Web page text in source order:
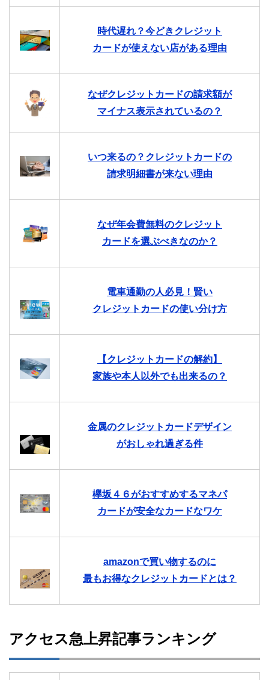
時代遅れ？今どきクレジット
カードが使えない店がある理由
なぜクレジットカードの請求額が
マイナス表示されているの？
いつ来るの？クレジットカードの
請求明細書が来ない理由
なぜ年会費無料のクレジット
カードを選ぶべきなのか？
電車通勤の人必見！賢い
クレジットカードの使い分け方
【クレジットカードの解約】
家族や本人以外でも出来るの？
金属のクレジットカードデザイン
がおしゃれ過ぎる件
欅坂４６がおすすめするマネパ
カードが安全なカードなワケ
amazonで買い物するのに
最もお得なクレジットカードとは？
アクセス急上昇記事ランキング